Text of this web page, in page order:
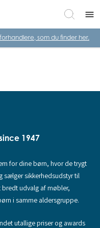
menu
forhandlere, som du finder her.
1947
for dine børn, hvor de trygt
sælger sikkerhedsudstyr til
bredt udvalg af møbler,
i samme aldersgruppe.
utallige priser og awards